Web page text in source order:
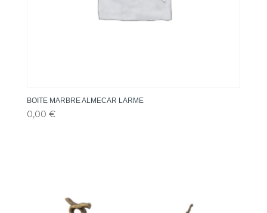
BOITE MARBRE ALMECAR LARME
0,00 €